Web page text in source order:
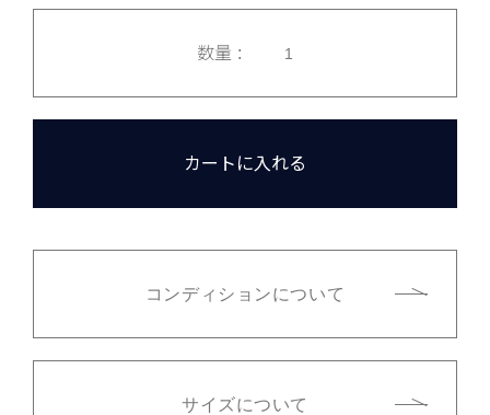
数量 :
カートに入れる
コンディションについて
サイズについて